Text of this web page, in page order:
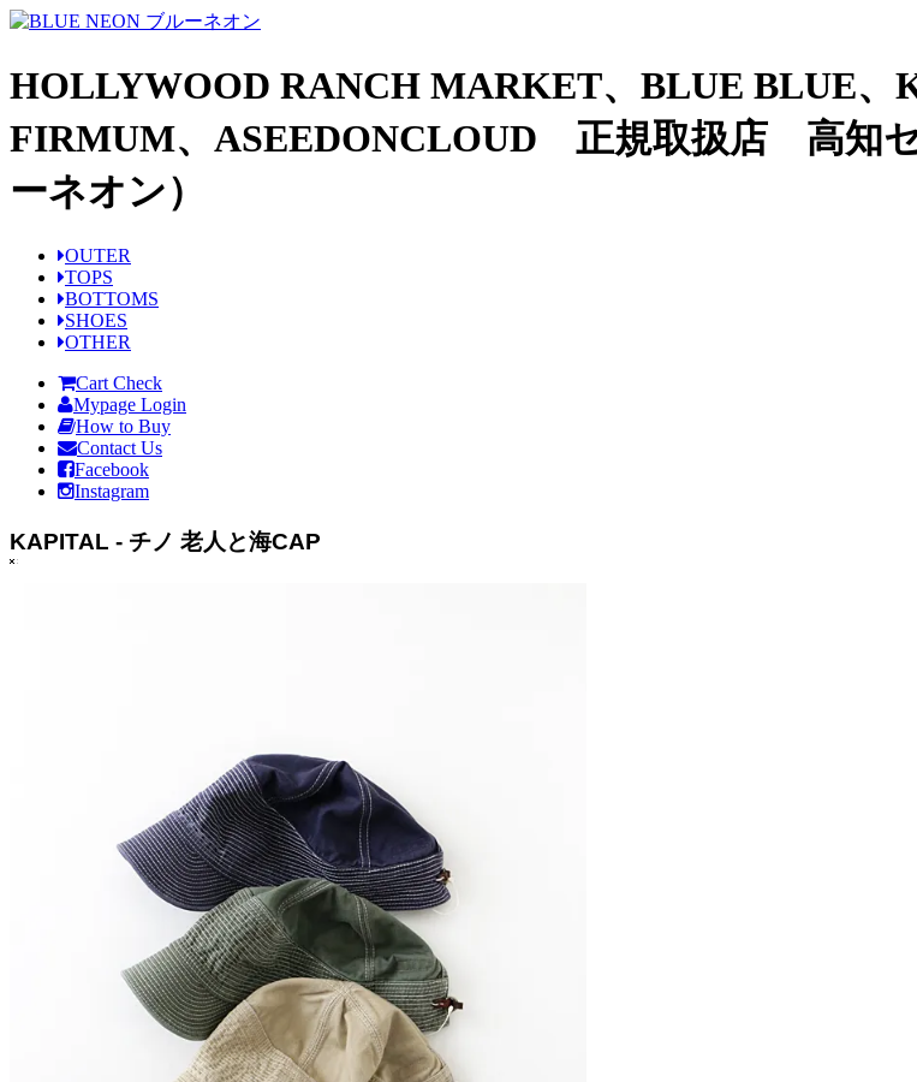
HOLLYWOOD RANCH MARKET、BLUE BLUE、
FIRMUM、ASEEDONCLOUD 正規取扱店 高知
ーネオン）
OUTER
TOPS
BOTTOMS
SHOES
OTHER
Cart Check
Mypage Login
How to Buy
Contact Us
Facebook
Instagram
KAPITAL - チノ 老人と海CAP